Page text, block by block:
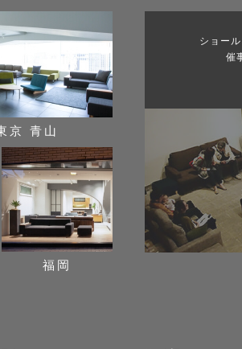
京 青山
福岡
ショー
催